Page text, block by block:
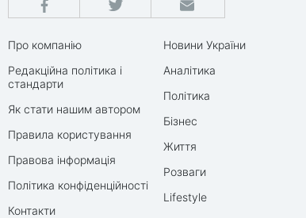
Про компанію
Редакційна політика і
стандарти
Як стати нашим автором
Правила користування
Правова інформація
Політика конфіденційності
Контакти
Новини України
Аналітика
Політика
Бізнес
Життя
Розваги
Lifestyle